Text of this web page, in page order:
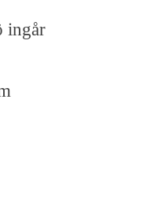
ingår